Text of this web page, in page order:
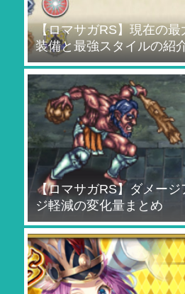
【ロマサガRS】現在の最
装備と最強スタイルの紹
【ロマサガRS】ダメー
ジ軽減の変化量まとめ